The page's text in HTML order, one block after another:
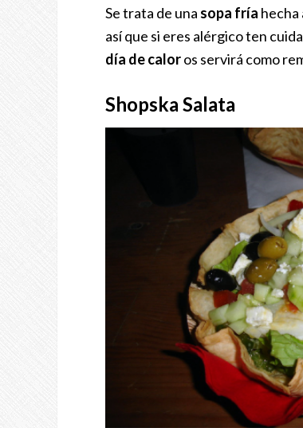
Se trata de una sopa fría hecha
así que si eres alérgico ten
día de caloros servirá como
Shopska Salata